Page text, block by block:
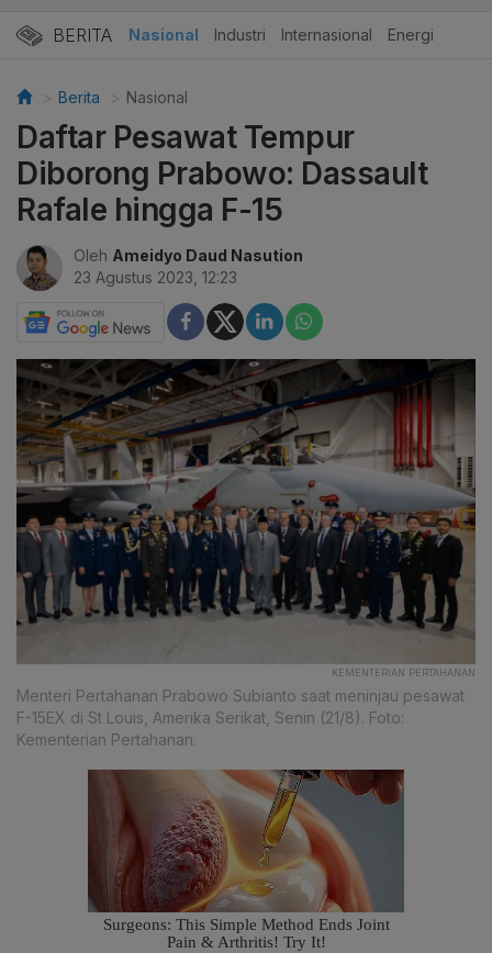
BERITA Nasional Industri Internasional Energi
Berita Nasional
Daftar Pesawat Tempur
Diborong Prabowo: Dassault
Rafale hingga F-15
Oleh Ameidyo Daud Nasution
23 Agustus 2023, 12:23
KEMENTERIAN PERTAHANAN
Menteri Pertahanan Prabowo Subianto saat meninjau pesawat
F-15EX di St Louis, Amerika Serikat, Senin (21/8). Foto:
Kementerian Pertahanan.